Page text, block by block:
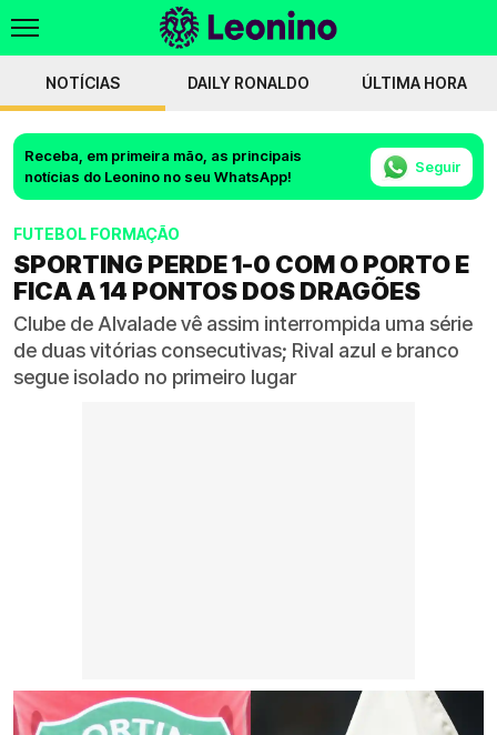
NOTÍCIAS DAILY RONALDO ÚLTIMA HORA
Receba, em primeira mão, as principais
notícias do Leonino no seu WhatsApp!
Seguir
FUTEBOL FORMAÇÃO
SPORTING PERDE 1-0 COM O PORTO E
FICA A 14 PONTOS DOS DRAGÕES
Clube de Alvalade vê assim interrompida uma série
de duas vitórias consecutivas; Rival azul e branco
segue isolado no primeiro lugar